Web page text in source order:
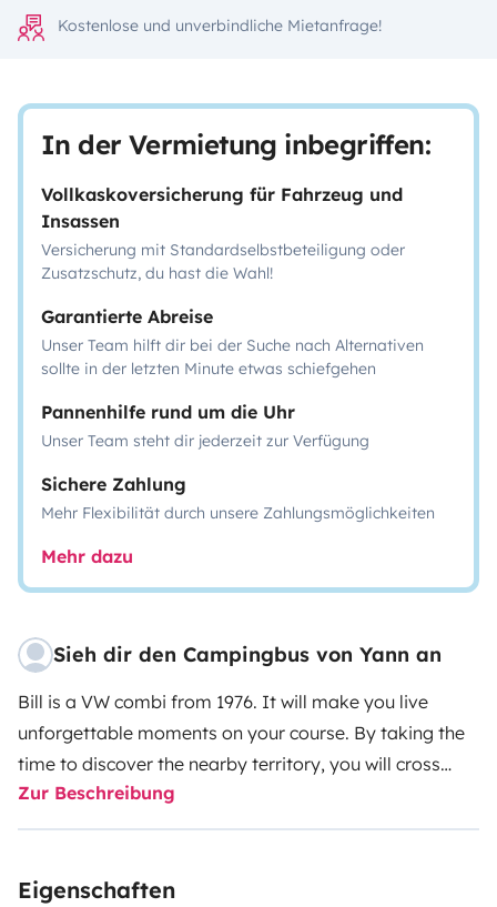
Kostenlose und unverbindliche Mietanfrage!
In der Vermietung inbegriffen:
Vollkaskoversicherung für Fahrzeug und
Insassen
Versicherung mit Standardselbstbeteiligung oder
Zusatzschutz, du hast die Wahl!
Garantierte Abreise
Unser Team hilft dir bei der Suche nach Alternativen
sollte in der letzten Minute etwas schiefgehen
Pannenhilfe rund um die Uhr
Unser Team steht dir jederzeit zur Verfügung
Sichere Zahlung
Mehr Flexibilität durch unsere Zahlungsmöglichkeiten
Mehr dazu
Sieh dir den Campingbus von Yann an
Bill is a VW combi from 1976. It will make you live
unforgettable moments on your course. By taking the
time to discover the nearby territory, you will cross
mountains, sea, rivers and vineyards for a unique
experience. It is left for the Adventure !!
Zur Beschreibung
Eigenschaften